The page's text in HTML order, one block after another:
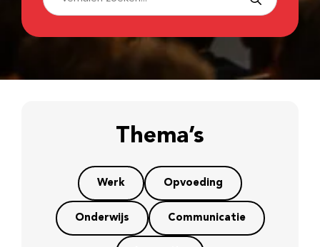
Thema’s
Werk Opvoeding
Onderwijs Communicatie